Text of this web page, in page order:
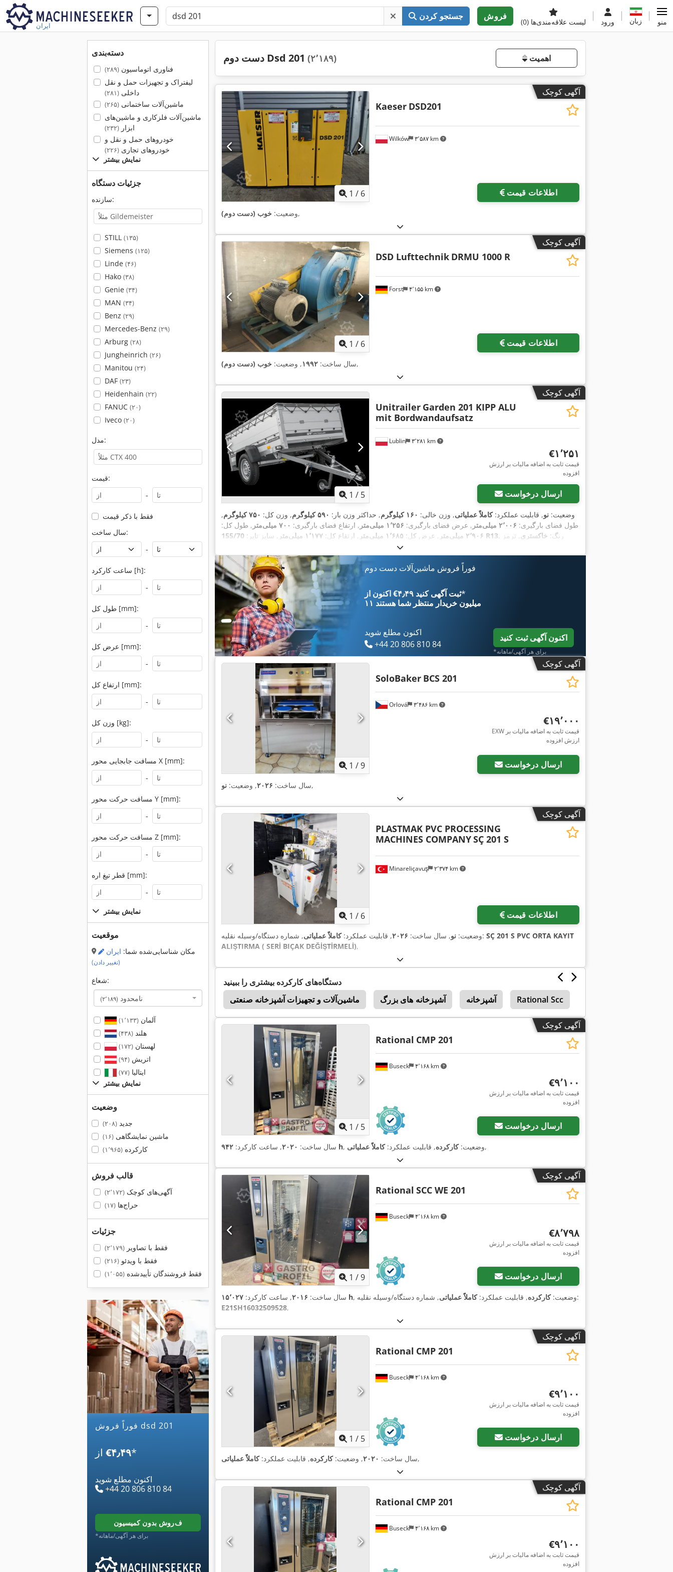
ایران
جستجو کردن فروش
لیست علاقه‌مندی‌ها (0) ورود زبان منو
دسته‌بندی
فناوری اتوماسیون(۲۸۹)
لیفتراک و تجهیزات حمل و نقل
داخلی(۲۸۱)
ماشین‌آلات ساختمانی(۲۶۵)
ماشین‌آلات فلزکاری و ماشین‌های
ابزار(۲۳۲)
خودروهای حمل و نقل و
خودروهای تجاری(۲۲۶)
نمایش بیشتر
جزئیات دستگاه
سازنده:
STILL (۱۳۵)
Siemens (۱۲۵)
Linde (۴۶)
Hako (۳۸)
Genie (۳۴)
MAN (۳۴)
Benz (۲۹)
Mercedes-Benz (۲۹)
Arburg (۲۸)
Jungheinrich (۲۶)
Manitou (۲۴)
DAF (۲۳)
Heidenhain (۲۲)
FANUC (۲۰)
Iveco (۲۰)
مدل:
قیمت:
-
فقط با ذکر قیمت
سال ساخت:
-
ساعت کارکرد [h]:
-
طول کل [mm]:
-
عرض کل [mm]:
-
ارتفاع کل [mm]:
-
وزن کل [kg]:
-
مسافت جابجایی محور X [mm]:
-
مسافت حرکت محور Y [mm]:
-
مسافت حرکت محور Z [mm]:
-
قطر تیغ اره [mm]:
-
نمایش بیشتر
موقعیت
مکان شناسایی‌شده شما: ایران
(تغییر دادن)
شعاع:
نامحدود (۲٬۱۸۹)
آلمان(۱٬۱۳۳)
هلند(۴۳۸)
لهستان(۱۷۲)
اتریش(۹۴)
ایتالیا(۷۷)
نمایش بیشتر
وضعیت
جدید(۲۰۸)
ماشین نمایشگاهی(۱۶)
کارکرده(۱٬۹۶۵)
قالب فروش
آگهی‌های کوچک(۲٬۱۷۲)
حراج‌ها(۱۷)
جزئیات
فقط با تصاویر(۲٬۱۷۹)
فقط با ویدئو(۲۱۶)
فقط فروشندگان تأییدشده(۱٬۰۵۵)
فوراً فروش dsd 201
‎€۴٫۴۹*
اکنون مطلع شوید
+44 20 806 810 84
فروش بدون کمیسیون
*برای هر آگهی/ماهانه
دست دوم Dsd 201 (۲٬۱۸۹) اهمیت
آگهی کوچک
1 / 6
Wilków ۳٬۵۸۷ km
Kaeser DSD201
اطلاعات قیمت
وضعیت: خوب (دست دوم) ,
آگهی کوچک
1 / 6
Forst ۴٬۱۵۵ km
DSD Lufttechnik DRMU 1000 R
اطلاعات قیمت
سال ساخت: ۱۹۹۲, وضعیت: خوب (دست دوم) ,
آگهی کوچک
1 / 5
Lublin ۳٬۲۸۱ km
Unitrailer Garden 201 KIPP ALU
mit Bordwandaufsatz
‎€۱٬۲۵۱
قیمت ثابت به اضافه مالیات بر ارزش
افزوده
ارسال درخواست
وضعیت: نو, قابلیت عملکرد:کاملاً عملیاتی, وزن خالی: ۱۶۰ کیلوگرم , حداکثر وزن بار: ۵۹۰ کیلوگرم , وزن کل: ۷۵۰ کیلوگرم
,
طول فضای بارگیری: ۲٬۰۰۶ میلی‌متر , عرض فضای بارگیری: ۱٬۲۵۶ میلی‌متر , ارتفاع فضای بارگیری: ۷۰۰ میلی‌متر
, طول کل:
۲٬۹۰۶ میلی‌متر
, عرض کل: ۱٬۶۸۵ میلی‌متر , ارتفاع کل: ۱٬۱۷۷ میلی‌متر , سایز تایر: 155/70 R13 , رنگ: خاکستری, ترمز
فوراً فروش ماشین‌آلات دست دوم
اکنون از ‎€۴٫۴۹ ثبت آگهی کنید*
۱۱ میلیون خریدار منتظر شما هستند
اکنون مطلع شوید
+44 20 806 810 84
اکنون آگهی ثبت کنید
*برای هر آگهی/ماهانه
آگهی کوچک
1 /9
Orlová ۳٬۴۸۶ km
SoloBaker BCS 201
‎€۱۹٬۰۰۰
EXW قیمت ثابت به اضافه مالیات بر
ارزش افزوده
ارسال درخواست
سال ساخت: ۲۰۲۶, وضعیت: نو ,
آگهی کوچک
1 / 6
Minareliçavuş ۲٬۳۷۴ km
PLASTMAK PVC PROCESSING
MACHINES COMPANYSÇ 201 S
اطلاعات قیمت
وضعیت: نو, سال ساخت: ۲۰۲۶, قابلیت عملکرد:کاملاً عملیاتی , شماره دستگاه/وسیله نقلیه: SÇ 201 S PVC ORTA KAYIT
ALIŞTIRMA ( SERİ BIÇAK DEĞİŞTİRMELİ),
دستگاه‌های کارکرده بیشتری را ببینید
ماشین‌آلات و تجهیزات آشپزخانه صنعتی
آشپزخانه های بزرگ آشپزخانه Rational Scc
Servomotor Bosch Ecm
آگهی کوچک
1 / 5
Buseck ۴٬۱۶۸ km
Rational CMP 201
‎€۹٬۱۰۰
قیمت ثابت به اضافه مالیات بر ارزش
افزوده
ارسال درخواست
سال ساخت: ۲۰۲۰, ساعت کارکرد: ۹۴۲ h , وضعیت:کارکرده, قابلیت عملکرد:کاملاً عملیاتی ,
آگهی کوچک
1 /9
Buseck ۴٬۱۶۸ km
Rational SCC WE 201
‎€۸٬۷۹۸
قیمت ثابت به اضافه مالیات بر ارزش
افزوده
ارسال درخواست
سال ساخت: ۲۰۱۶, ساعت کارکرد: ۱۵٬۰۲۷ h , وضعیت:کارکرده, قابلیت عملکرد:کاملاً عملیاتی
, شماره دستگاه/وسیله نقلیه:
E21SH16032509528,
آگهی کوچک
1 / 5
Buseck ۴٬۱۶۸ km
Rational CMP 201
‎€۹٬۱۰۰
قیمت ثابت به اضافه مالیات بر ارزش
افزوده
ارسال درخواست
سال ساخت: ۲۰۲۰, وضعیت:کارکرده, قابلیت عملکرد:کاملاً عملیاتی ,
آگهی کوچک
Buseck ۴٬۱۶۸ km
Rational CMP 201
‎€۹٬۱۰۰
قیمت ثابت به اضافه مالیات بر ارزش
افزوده